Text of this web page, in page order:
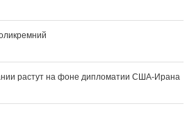
растут на фоне дипломатии США‑Ирана